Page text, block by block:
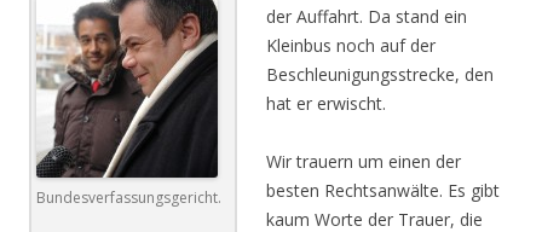
Bundesverfassungsgericht.
der Auffahrt. Da stand ein
Kleinbus noch auf der
Beschleunigungsstrecke, den
hat er erwischt.
Wir trauern um einen der
besten Rechtsanwälte. Es gibt
kaum Worte der Trauer, die